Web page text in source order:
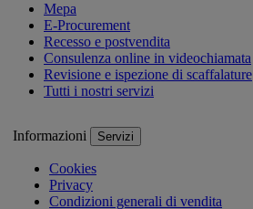
Mepa
E-Procurement
Recesso e postvendita
Consulenza online in videochiamata
Revisione e ispezione di scaffalature
Tutti i nostri servizi
Informazioni Servizi
Cookies
Privacy
Condizioni generali di vendita